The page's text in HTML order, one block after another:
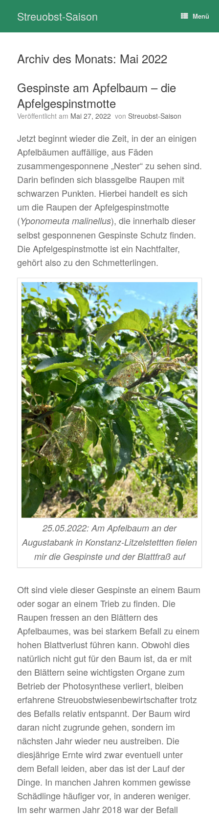
springenStreuobst-Saison Menü
Archiv des Monats: Mai 2022
Gespinste am Apfelbaum – die
Apfelgespinstmotte
Veröffentlicht am Mai 27, 2022 von Streuobst-Saison
Jetzt beginnt wieder die Zeit, in der an einigen
Apfelbäumen auffällige, aus Fäden
zusammengesponnene „Nester“ zu sehen sind.
Darin befinden sich blassgelbe Raupen mit
schwarzen Punkten. Hierbei handelt es sich
um die Raupen der Apfelgespinstmotte
(Yponomeuta malinellus), die innerhalb dieser
selbst gesponnenen Gespinste Schutz finden.
Die Apfelgespinstmotte ist ein Nachtfalter,
gehört also zu den Schmetterlingen.
25.05.2022: Am Apfelbaum an der
Augustabank in Konstanz-Litzelstettten fielen
mir die Gespinste und der Blattfraß auf
Oft sind viele dieser Gespinste an einem Baum
oder sogar an einem Trieb zu finden. Die
Raupen fressen an den Blättern des
Apfelbaumes, was bei starkem Befall zu einem
hohen Blattverlust führen kann. Obwohl dies
natürlich nicht gut für den Baum ist, da er mit
den Blättern seine wichtigsten Organe zum
Betrieb der Photosynthese verliert, bleiben
erfahrene Streuobstwiesenbewirtschafter trotz
des Befalls relativ entspannt. Der Baum wird
daran nicht zugrunde gehen, sondern im
nächsten Jahr wieder neu austreiben. Die
diesjährige Ernte wird zwar eventuell unter
dem Befall leiden, aber das ist der Lauf der
Dinge. In manchen Jahren kommen gewisse
Schädlinge häufiger vor, in anderen weniger.
Im sehr warmen Jahr 2018 war der Befall